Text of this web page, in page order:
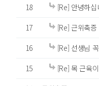
18
[Re] 안녕하
17
[Re] 근위축증
16
[Re] 선생님
15
[Re] 목 근육